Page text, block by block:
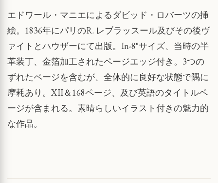
エドワール・マニエによるダビッド・ロバーツの挿
絵。1836年にパリのR. レブラッスール及びその後ヴ
ァイトとハウザーにて出版。In-8°サイズ、当時の半
革装丁、金箔加工されたページエッジ付き。3つの
ずれたページを含むが、全体的に良好な状態で隅に
摩耗あり。XII＆168ページ、及び英語のタイトルペ
ージが含まれる。素晴らしいイラスト付きの魅力的
な作品。